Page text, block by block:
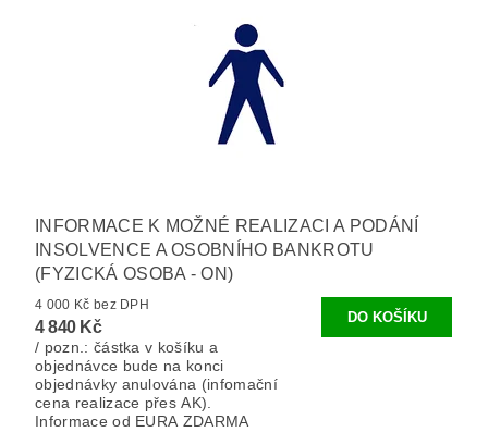
INFORMACE K MOŽNÉ REALIZACI A PODÁNÍ
INSOLVENCE A OSOBNÍHO BANKROTU
(FYZICKÁ OSOBA - ON)
4 000 Kč bez DPH
4 840 Kč
/ pozn.: částka v košíku a
objednávce bude na konci
objednávky anulována (infomační
cena realizace přes AK).
Informace od EURA ZDARMA